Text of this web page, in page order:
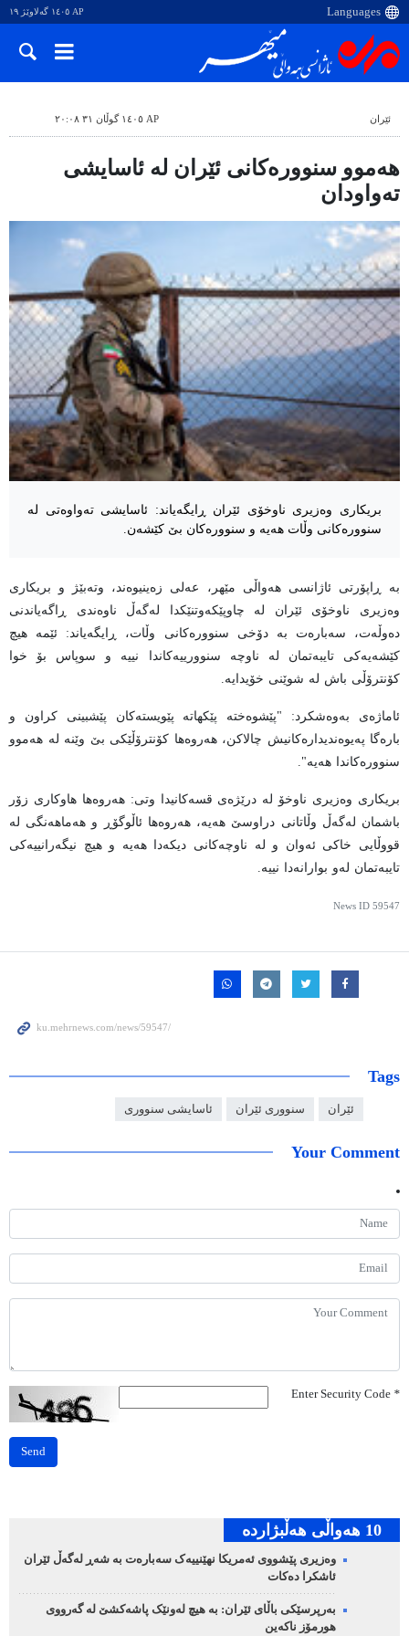
AP ١٤٠٥ گەلاوێژ ١٩
ئێران AP ١٤٠٥ گوڵان ٣١ ٢٠:٠٨
هەموو سنوورەکانی ئێران لە ئاسایشی
تەواودان
بریکاری وەزیری ناوخۆی ئێران ڕایگەیاند: ئاسایشی تەواوەتی لە
سنوورەکانی وڵات هەیە و سنوورەکان بێ کێشەن.
بە ڕاپۆرتی ئاژانسی هەواڵی مێهر، عەلی زەینیوەند، وتەبێژ و بریکاری
وەزیری ناوخۆی ئێران لە چاوپێکەوتنێکدا لەگەڵ ناوەندی ڕاگەیاندنی
دەوڵەت، سەبارەت بە دۆخی سنوورەکانی وڵات، ڕایگەیاند: ئێمە هیچ
کێشەیەکی تایبەتمان لە ناوچە سنوورییەکاندا نییە و سوپاس بۆ خوا
کۆنترۆڵی باش لە شوێنی خۆیدایە.
ئاماژەی بەوەشکرد: "پێشوەختە پێکهاتە پێویستەکان پێشبینی کراون و
بارەگا پەیوەندیدارەکانیش چالاکن، هەروەها کۆنترۆڵێکی بێ وێنە لە هەموو
سنوورەکاندا هەیە".
بریکاری وەزیری ناوخۆ لە درێژەی قسەکانیدا وتی: هەروەها هاوکاری زۆر
باشمان لەگەڵ وڵاتانی دراوسێ هەیە، هەروەها ئاڵوگۆڕ و هەماهەنگی لە
قووڵایی خاکی ئەوان و لە ناوچەکانی دیکەدا هەیە و هیچ نیگەرانییەکی
تایبەتمان لەو بوارانەدا نییە.
News ID 59547
Tags
ئێران سنووری ئێران ئاسایشی سنووری
Your Comment
*
Send
10 هه‌واڵی هه‌ڵبژارده‌
وەزیری پێشووی ئەمریکا نهێنییەک سەبارەت بە شەڕ لەگەڵ ئێران
ئاشکرا دەکات
بەرپرسێکی باڵای ئێران: بە هیچ لەونێک پاشەکشێ لە گەرووی
هورمۆز ناکەین